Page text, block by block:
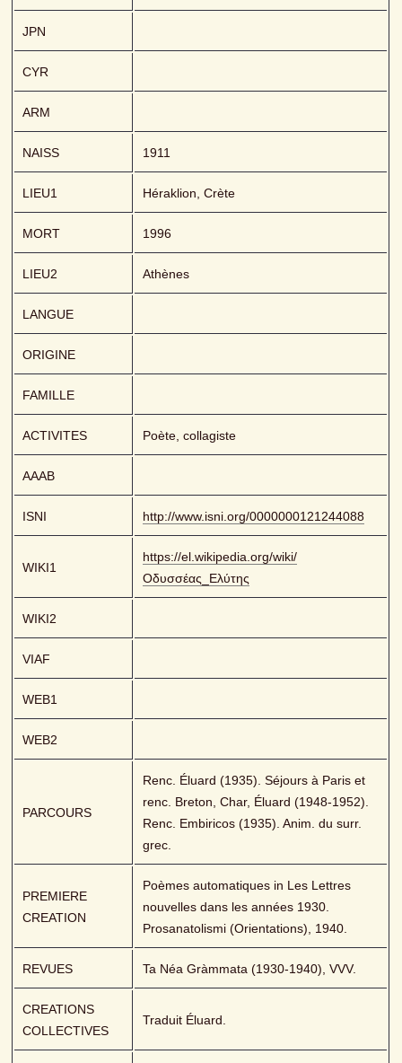
JPN
CYR
ARM
NAISS 1911
LIEU1 Héraklion, Crète
MORT 1996
LIEU2 Athènes
LANGUE
ORIGINE
FAMILLE
ACTIVITES Poète, collagiste
AAAB
ISNI http://www.isni.org/0000000121244088
WIKI1
https://el.wikipedia.org/wiki/
Οδυσσέας_Ελύτης
WIKI2
VIAF
WEB1
WEB2
PARCOURS
Renc. Éluard (1935). Séjours à Paris et
renc. Breton, Char, Éluard (1948-1952).
Renc. Embiricos (1935). Anim. du surr.
grec.
PREMIERE
CREATION
Poèmes automatiques in Les Lettres
nouvelles dans les années 1930.
Prosanatolismi (Orientations), 1940.
REVUES Ta Néa Gràmmata (1930-1940), VVV.
CREATIONS
COLLECTIVES
Traduit Éluard.